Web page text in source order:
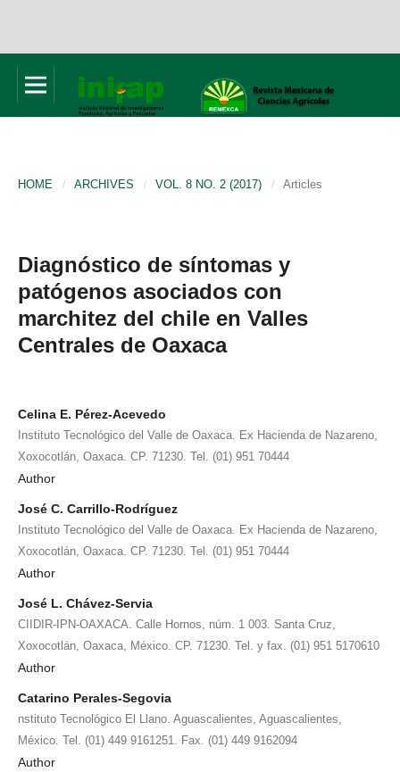
HOME / ARCHIVES / VOL. 8 NO. 2 (2017) / Articles
Diagnóstico de síntomas y
patógenos asociados con
marchitez del chile en Valles
Centrales de Oaxaca
Celina E. Pérez-Acevedo
Instituto Tecnológico del Valle de Oaxaca. Ex Hacienda de Nazareno,
Xoxocotlán, Oaxaca. CP. 71230. Tel. (01) 951 70444
Author
José C. Carrillo-Rodríguez
Instituto Tecnológico del Valle de Oaxaca. Ex Hacienda de Nazareno,
Xoxocotlán, Oaxaca. CP. 71230. Tel. (01) 951 70444
Author
José L. Chávez-Servia
CIIDIR-IPN-OAXACA. Calle Hornos, núm. 1 003. Santa Cruz,
Xoxocotlán, Oaxaca, México. CP. 71230. Tel. y fax. (01) 951 5170610
Author
Catarino Perales-Segovia
nstituto Tecnológico El Llano. Aguascalientes, Aguascalientes,
México. Tel. (01) 449 9161251. Fax. (01) 449 9162094
Author